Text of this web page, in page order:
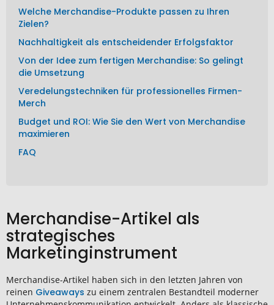
Welche Merchandise-Produkte passen zu Ihren
Zielen?
Nachhaltigkeit als entscheidender Erfolgsfaktor
Von der Idee zum fertigen Merchandise: So gelingt
die Umsetzung
Veredelungstechniken für professionelles Firmen-
Merch
Budget und ROI: Wie Sie den Wert von Merchandise
maximieren
FAQ
Merchandise-Artikel als
strategisches
Marketinginstrument
Merchandise-Artikel haben sich in den letzten Jahren von
reinen Giveaways zu einem zentralen Bestandteil moderner